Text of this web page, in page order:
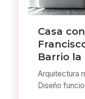
Casa
Barrio la
Arquitectura
Diseño